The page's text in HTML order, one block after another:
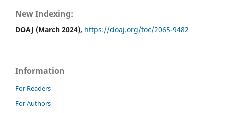
New Indexing:
DOAJ (March 2024), https://doaj.org/toc/2065-9482
Information
For Readers
For Authors